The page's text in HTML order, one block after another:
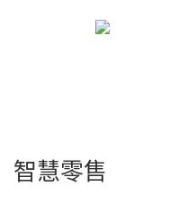
智慧零售